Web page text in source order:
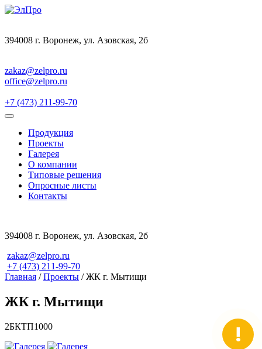
394008 г. Воронеж, ул. Азовская, 2б
zakaz@zelpro.ru
office@zelpro.ru
+7 (473) 211-99-70
Продукция
Проекты
Галерея
О компании
Типовые решения
Опросные листы
Контакты
394008 г. Воронеж, ул. Азовская, 2б
zakaz@zelpro.ru
+7 (473) 211-99-70
Главная /Проекты /ЖК г. Мытищи
ЖК г. Мытищи
2БКТП1000 !